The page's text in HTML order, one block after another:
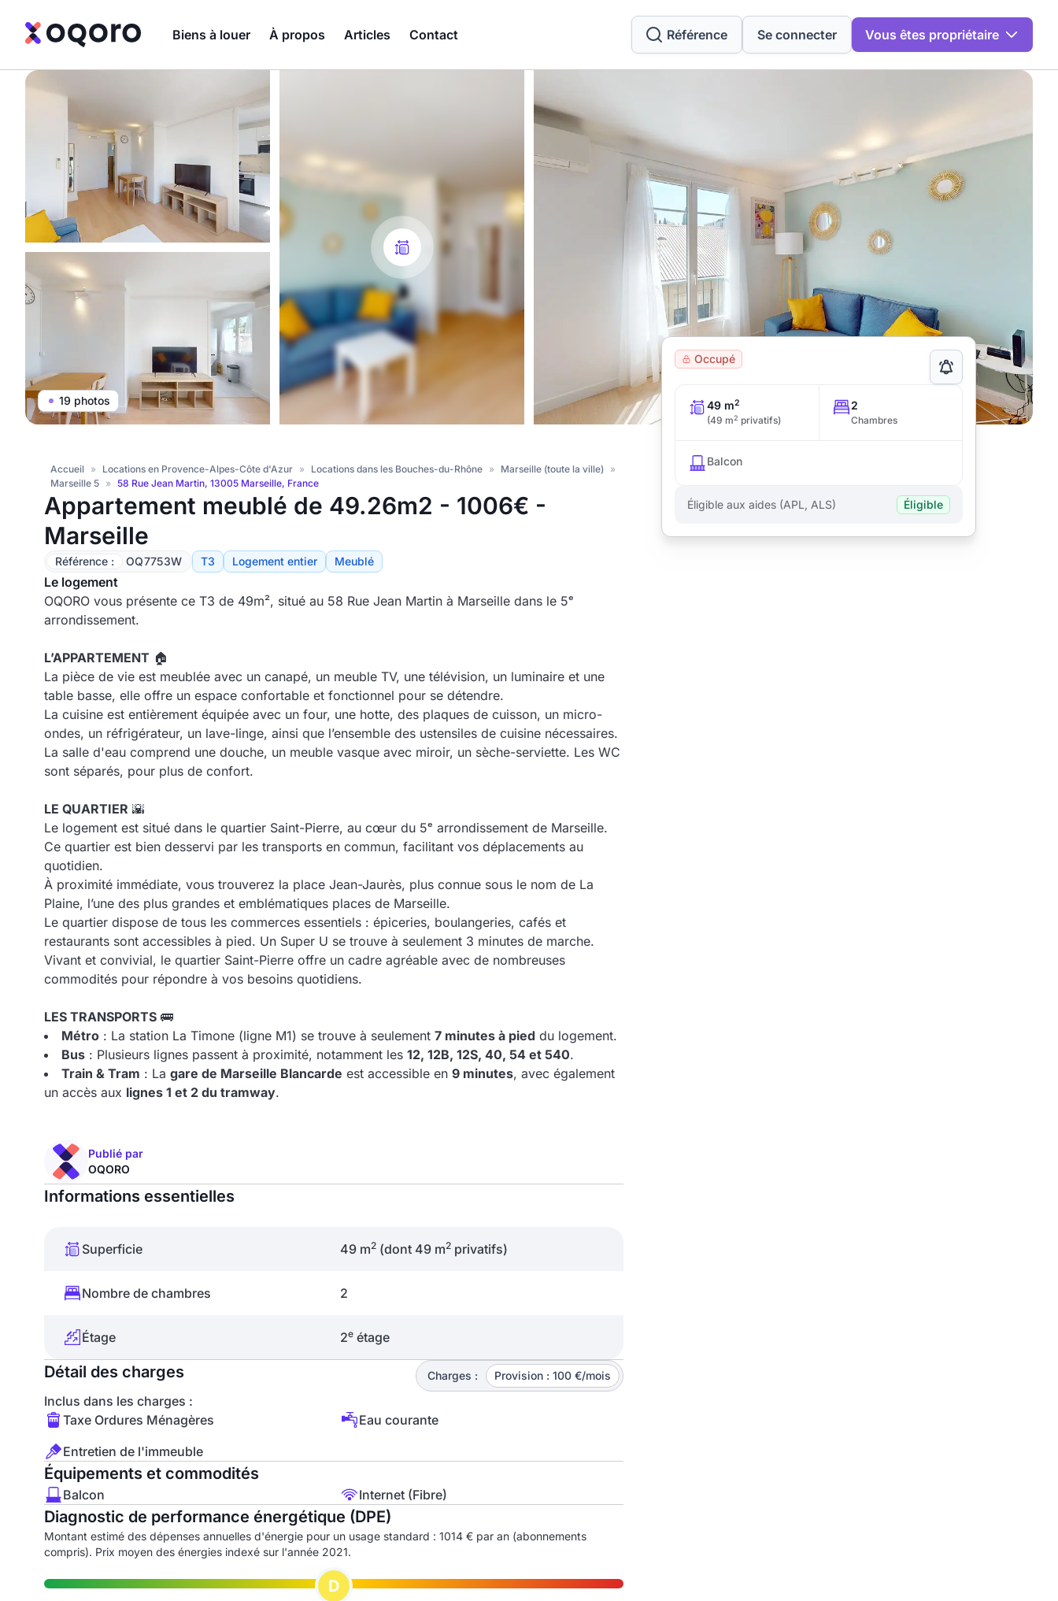
Biens à louer À propos Articles Contact Référence Se connecter Vous êtes propriétaire
19 photos
Accueil » Locations en Provence-Alpes-Côte d'Azur » Locations dans les Bouches-du-Rhône » Marseille (toute la ville) »
Marseille 5 » 58 Rue Jean Martin, 13005 Marseille, France
Appartement meublé de 49.26m2 - 1006€ -
Marseille
Référence : OQ7753W T3 Logement entier Meublé
Le logement
OQORO vous présente ce T3 de 49m², situé au 58 Rue Jean Martin à Marseille dans le 5ᵉ
arrondissement.
L’APPARTEMENT 🏠
La pièce de vie est meublée avec un canapé, un meuble TV, une télévision, un luminaire et une
table basse, elle offre un espace confortable et fonctionnel pour se détendre.
La cuisine est entièrement équipée avec un four, une hotte, des plaques de cuisson, un micro-
ondes, un réfrigérateur, un lave-linge, ainsi que l’ensemble des ustensiles de cuisine nécessaires.
La salle d'eau comprend une douche, un meuble vasque avec miroir, un sèche-serviette. Les WC
sont séparés, pour plus de confort.
LE QUARTIER 🌇
Le logement est situé dans le quartier Saint-Pierre, au cœur du 5ᵉ arrondissement de Marseille.
Ce quartier est bien desservi par les transports en commun, facilitant vos déplacements au
quotidien.
À proximité immédiate, vous trouverez la place Jean-Jaurès, plus connue sous le nom de La
Plaine, l’une des plus grandes et emblématiques places de Marseille.
Le quartier dispose de tous les commerces essentiels : épiceries, boulangeries, cafés et
restaurants sont accessibles à pied. Un Super U se trouve à seulement 3 minutes de marche.
Vivant et convivial, le quartier Saint-Pierre offre un cadre agréable avec de nombreuses
commodités pour répondre à vos besoins quotidiens.
LES TRANSPORTS 🚌
Métro : La station La Timone (ligne M1) se trouve à seulement 7 minutes à pied du logement.
Bus : Plusieurs lignes passent à proximité, notamment les 12, 12B, 12S, 40, 54 et 540.
Train & Tram : La gare de Marseille Blancarde est accessible en 9 minutes, avec également
un accès aux lignes 1 et 2 du tramway.
Publié par
OQORO
Informations essentielles
Superficie 49 m2 (dont 49 m2 privatifs)
Nombre de chambres 2
Étage 2e étage
Détail des charges Charges : Provision : 100 €/mois
Inclus dans les charges :
Taxe Ordures Ménagères
Eau courante
Entretien de l'immeuble
Équipements et commodités
Balcon Internet (Fibre)
Diagnostic de performance énergétique (DPE)
Montant estimé des dépenses annuelles d'énergie pour un usage standard : 1014 € par an (abonnements
compris). Prix moyen des énergies indexé sur l'année 2021.
D
Occupé
49 m2
(49 m2 privatifs)
2
Chambres
Balcon
Éligible aux aides (APL, ALS) Éligible